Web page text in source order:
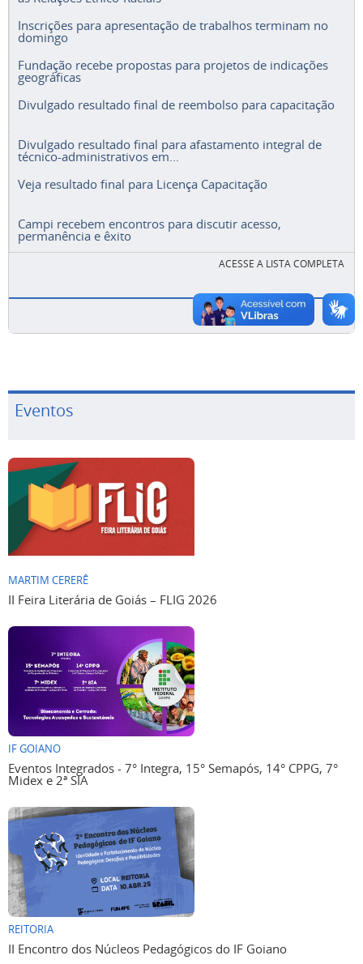
Inscrições para apresentação de trabalhos terminam no
domingo
Fundação recebe propostas para projetos de indicações
geográficas
Divulgado resultado final de reembolso para capacitação
Divulgado resultado final para afastamento integral de
técnico-administrativos em...
Veja resultado final para Licença Capacitação
Campi recebem encontros para discutir acesso,
permanência e êxito
ACESSE A LISTA COMPLETA
Eventos
MARTIM CERERÊ
II Feira Literária de Goiás – FLIG 2026
IF GOIANO
Eventos Integrados - 7° Integra, 15° Semapós, 14° CPPG, 7°
Midex e 2ª SIA
REITORIA
II Encontro dos Núcleos Pedagógicos do IF Goiano